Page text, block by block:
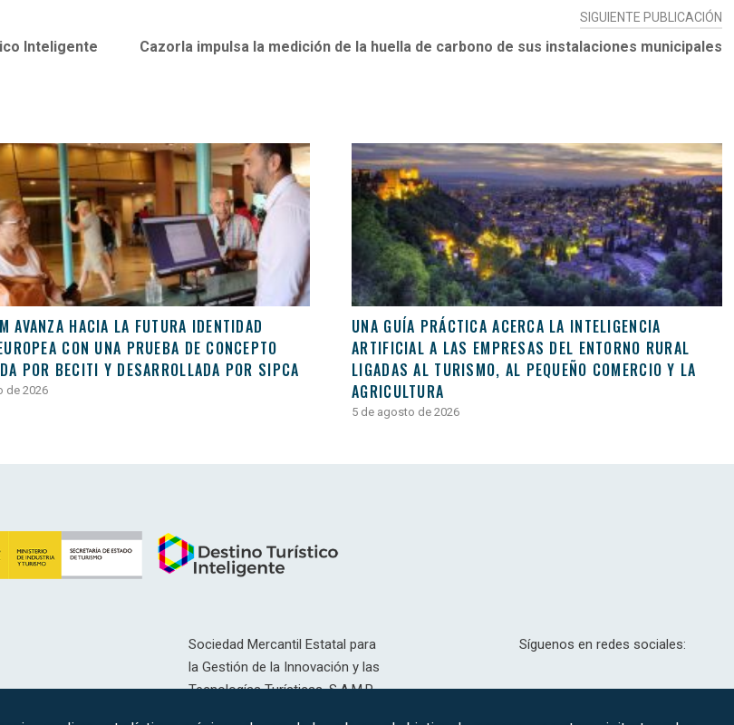
Inteligente
SIGUIENTE PUBLICACIÓN
Cazorla impulsa la medición de la huella de carbono de sus instalaciones municipales
AVANZA HACIA LA FUTURA IDENTIDAD
CON UNA PRUEBA DE CONCEPTO
POR BECITI Y DESARROLLADA POR SIPCA
de 2026
UNA GUÍA PRÁCTICA ACERCA LA INTELIGENCIA
ARTIFICIAL A LAS EMPRESAS DEL ENTORNO RURAL
LIGADAS AL TURISMO, AL PEQUEÑO COMERCIO Y LA
AGRICULTURA
5 de agosto de 2026
Sociedad Mercantil Estatal para
la Gestión de la Innovación y las
Tecnologías Turísticas, S.A.M.P.
Síguenos en redes sociales: